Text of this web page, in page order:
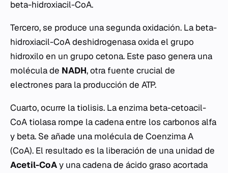
beta-hidroxiacil-CoA.
Tercero, se produce una segunda oxidación. La beta-
hidroxiacil-CoA deshidrogenasa oxida el grupo
hidroxilo en un grupo cetona. Este paso genera una
molécula de NADH, otra fuente crucial de
electrones para la producción de ATP.
Cuarto, ocurre la tiolisis. La enzima beta-cetoacil-
CoA tiolasa rompe la cadena entre los carbonos alfa
y beta. Se añade una molécula de Coenzima A
(CoA). El resultado es la liberación de una unidad de
Acetil-CoAy una cadena de ácido graso acortada